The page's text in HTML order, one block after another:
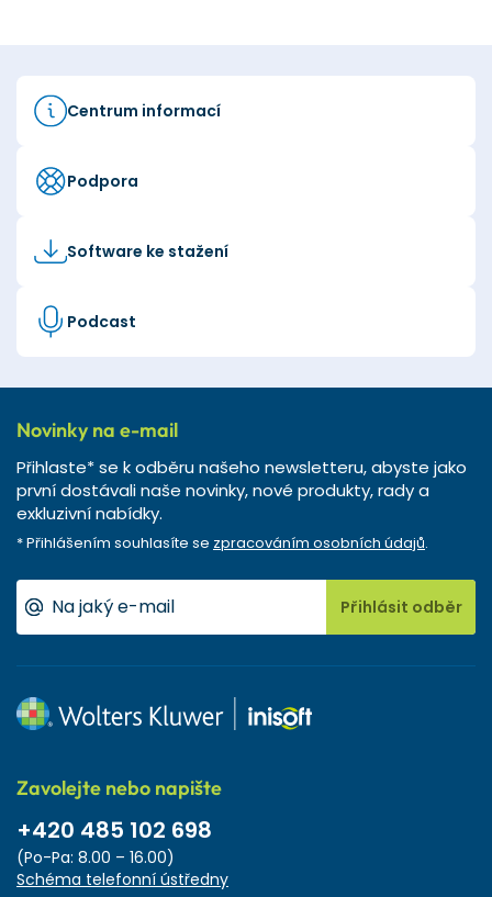
Centrum informací
Podpora
Software ke stažení
Podcast
Novinky na e-mail
Přihlaste* se k odběru našeho newsletteru, abyste jako
první dostávali naše novinky, nové produkty, rady a
exkluzivní nabídky.
* Přihlášením souhlasíte se zpracováním osobních údajů.
Přihlásit odběr
Zavolejte nebo napište
+420 485 102 698
(Po-Pa: 8.00 – 16.00)
Schéma telefonní ústředny